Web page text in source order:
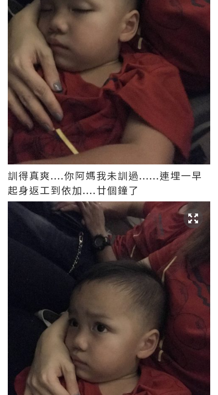
訓得真爽....你阿媽我未訓過......連埋一早
起身返工到依加....廿個鐘了